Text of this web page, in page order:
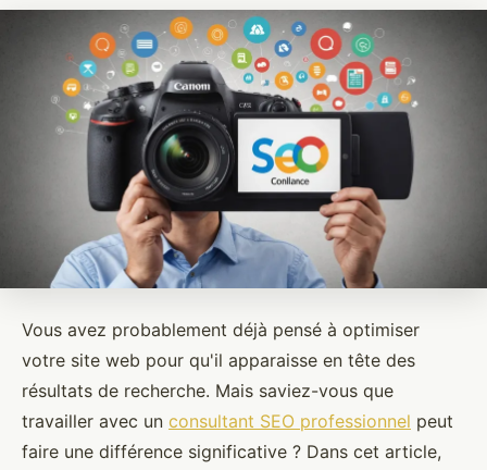
Vous avez probablement déjà pensé à optimiser
votre site web pour qu'il apparaisse en tête des
résultats de recherche. Mais saviez-vous que
travailler avec un consultant SEO professionnel peut
faire une différence significative ? Dans cet article,